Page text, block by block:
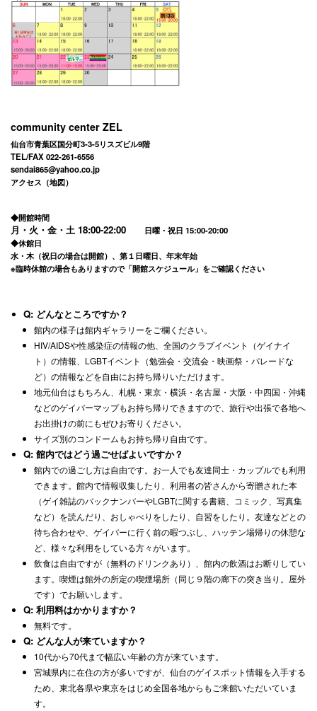
community center ZEL
仙台市青葉区国分町3-3-5リスズビル9階
TEL/FAX 022-261-6556
sendai865@yahoo.co.jp
アクセス（地図）
◆開館時間
月・火・金・土 18:00-22:00
日曜・祝日 15:00-20:00
◆休館日
水・木（祝日の場合は開館）、第１日曜日、年末年始
※臨時休館の場合もありますので「開館スケジュール」をご確認ください
Q: どんなところですか？
館内の様子は館内ギャラリーをご欄ください。
HIV/AIDSや性感染症の情報の他、全国のクラブイベント（ゲイナイ
ト）の情報、LGBTイベント（勉強会・交流会・映画祭・パレードな
ど）の情報などを自由にお持ち帰りいただけます。
地元仙台はもちろん、札幌・東京・横浜・名古屋・大阪・中四国・沖縄
などのゲイバーマップもお持ち帰りできますので、旅行や出張で各地へ
お出掛けの前にもぜひお寄りください。
サイズ別のコンドームもお持ち帰り自由です。
Q: 館内ではどう過ごせばよいですか？
館内での過ごし方は自由です。お一人でも友達同士・カップルでも利用
できます。館内で情報収集したり、利用者の皆さんから寄贈された本
（ゲイ雑誌のバックナンバーやLGBTに関する書籍、コミック、写真集
など）を読んだり、おしゃべりをしたり、自習をしたり。友達などとの
待ち合わせや、ゲイバーに行く前の暇つぶし、ハッテン場帰りの休憩な
ど、様々な利用をしている方々がいます。
飲食は自由ですが（無料のドリンクあり）、館内の飲酒はお断りしてい
ます。喫煙は館外の所定の喫煙場所（同じ９階の廊下の突き当り。屋外
です）でお願いします。
Q: 利用料はかかりますか？
無料です。
Q: どんな人が来ていますか？
10代から70代まで幅広い年齢の方が来ています。
宮城県内に在住の方が多いですが、仙台のゲイスポット情報を入手する
ため、東北各県や東京をはじめ全国各地からもご来館いただいていま
す。